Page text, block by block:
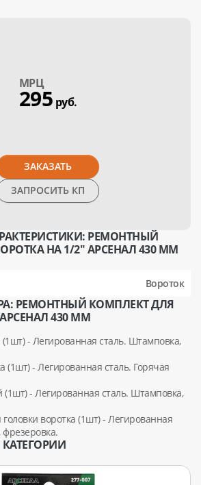
МPЦ
295 руб.
ЗАКАЗАТЬ
ЗАПРОСИТЬ КП
РЕМОНТНЫЙ
НА 1/2" АРСЕНАЛ 430 ММ
Вороток
РЕМОНТНЫЙ КОМПЛЕКТ ДЛЯ
430 ММ
(1шт) - Легированная сталь. Штамповка,
- Легированная сталь. Горячая
- Легированная сталь. Штамповка,
воротка (1шт) - Легированная